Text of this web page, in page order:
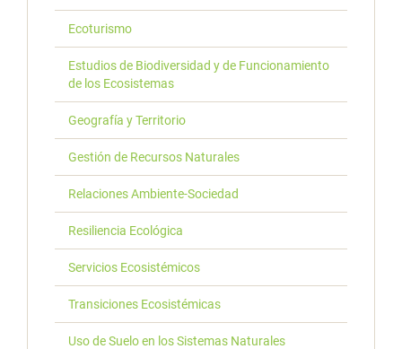
Ecoturismo
Estudios de Biodiversidad y de Funcionamiento
de los Ecosistemas
Geografía y Territorio
Gestión de Recursos Naturales
Relaciones Ambiente-Sociedad
Resiliencia Ecológica
Servicios Ecosistémicos
Transiciones Ecosistémicas
Uso de Suelo en los Sistemas Naturales